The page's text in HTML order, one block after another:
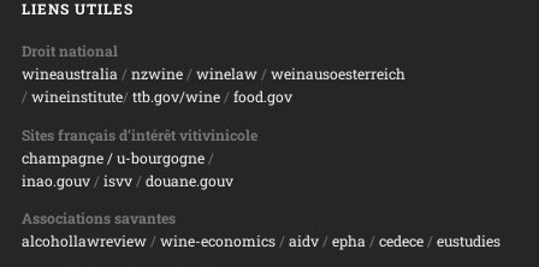
LIENS UTILES
Droit national
wineaustralia/ nzwine/ winelaw/ weinausoesterreich
/ wineinstitute/ ttb.gov/wine/ food.gov
Sites français d’intérêt vitivinicole
champagne/ u-bourgogne/
inao.gouv/ isvv/ douane.gouv
Associations savantes
alcohollawreview/ wine-economics/ aidv/ epha / cedece/ eustudies